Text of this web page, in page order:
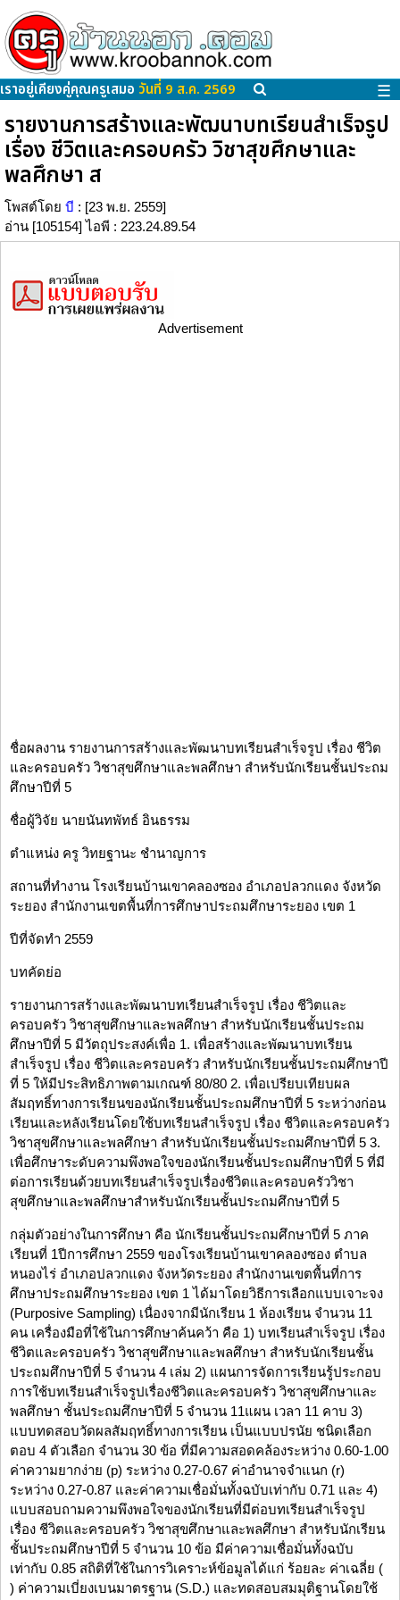
เราอยู่เคียงคู่คุณครูเสมอ วันที่ 9 ส.ค. 2569 ☰
รายงานการสร้างและพัฒนาบทเรียนสำเร็จรูป
เรื่อง ชีวิตและครอบครัว วิชาสุขศึกษาและ
พลศึกษา ส
โพสต์โดย บี : [23 พ.ย. 2559]
อ่าน [105154] ไอพี : 223.24.89.54
Advertisement
ชื่อผลงาน รายงานการสร้างและพัฒนาบทเรียนสำเร็จรูป เรื่อง ชีวิต
และครอบครัว วิชาสุขศึกษาและพลศึกษา สำหรับนักเรียนชั้นประถม
ศึกษาปีที่ 5
ชื่อผู้วิจัย นายนันทพัทธ์ อินธรรม
ตำแหน่ง ครู วิทยฐานะ ชำนาญการ
สถานที่ทำงาน โรงเรียนบ้านเขาคลองซอง อำเภอปลวกแดง จังหวัด
ระยอง สำนักงานเขตพื้นที่การศึกษาประถมศึกษาระยอง เขต 1
ปีที่จัดทำ 2559
บทคัดย่อ
รายงานการสร้างและพัฒนาบทเรียนสำเร็จรูป เรื่อง ชีวิตและ
ครอบครัว วิชาสุขศึกษาและพลศึกษา สำหรับนักเรียนชั้นประถม
ศึกษาปีที่ 5 มีวัตถุประสงค์เพื่อ 1. เพื่อสร้างและพัฒนาบทเรียน
สำเร็จรูป เรื่อง ชีวิตและครอบครัว สำหรับนักเรียนชั้นประถมศึกษาปี
ที่ 5 ให้มีประสิทธิภาพตามเกณฑ์ 80/80 2. เพื่อเปรียบเทียบผล
สัมฤทธิ์ทางการเรียนของนักเรียนชั้นประถมศึกษาปีที่ 5 ระหว่างก่อน
เรียนและหลังเรียนโดยใช้บทเรียนสำเร็จรูป เรื่อง ชีวิตและครอบครัว
วิชาสุขศึกษาและพลศึกษา สำหรับนักเรียนชั้นประถมศึกษาปีที่ 5 3.
เพื่อศึกษาระดับความพึงพอใจของนักเรียนชั้นประถมศึกษาปีที่ 5 ที่มี
ต่อการเรียนด้วยบทเรียนสำเร็จรูปเรื่องชีวิตและครอบครัววิชา
สุขศึกษาและพลศึกษาสำหรับนักเรียนชั้นประถมศึกษาปีที่ 5
กลุ่มตัวอย่างในการศึกษา คือ นักเรียนชั้นประถมศึกษาปีที่ 5 ภาค
เรียนที่ 1ปีการศึกษา 2559 ของโรงเรียนบ้านเขาคลองซอง ตำบล
หนองไร่ อำเภอปลวกแดง จังหวัดระยอง สำนักงานเขตพื้นที่การ
ศึกษาประถมศึกษาระยอง เขต 1 ได้มาโดยวิธีการเลือกแบบเจาะจง
(Purposive Sampling) เนื่องจากมีนักเรียน 1 ห้องเรียน จำนวน 11
คน เครื่องมือที่ใช้ในการศึกษาค้นคว้า คือ 1) บทเรียนสำเร็จรูป เรื่อง
ชีวิตและครอบครัว วิชาสุขศึกษาและพลศึกษา สำหรับนักเรียนชั้น
ประถมศึกษาปีที่ 5 จำนวน 4 เล่ม 2) แผนการจัดการเรียนรู้ประกอบ
การใช้บทเรียนสำเร็จรูปเรื่องชีวิตและครอบครัว วิชาสุขศึกษาและ
พลศึกษา ชั้นประถมศึกษาปีที่ 5 จำนวน 11แผน เวลา 11 คาบ 3)
แบบทดสอบวัดผลสัมฤทธิ์ทางการเรียน เป็นแบบปรนัย ชนิดเลือก
ตอบ 4 ตัวเลือก จำนวน 30 ข้อ ที่มีความสอดคล้องระหว่าง 0.60-1.00
ค่าความยากง่าย (p) ระหว่าง 0.27-0.67 ค่าอำนาจจำแนก (r)
ระหว่าง 0.27-0.87 และค่าความเชื่อมั่นทั้งฉบับเท่ากับ 0.71 และ 4)
แบบสอบถามความพึงพอใจของนักเรียนที่มีต่อบทเรียนสำเร็จรูป
เรื่อง ชีวิตและครอบครัว วิชาสุขศึกษาและพลศึกษา สำหรับนักเรียน
ชั้นประถมศึกษาปีที่ 5 จำนวน 10 ข้อ มีค่าความเชื่อมั่นทั้งฉบับ
เท่ากับ 0.85 สถิติที่ใช้ในการวิเคราะห์ข้อมูลได้แก่ ร้อยละ ค่าเฉลี่ย (
) ค่าความเบี่ยงเบนมาตรฐาน (S.D.) และทดสอบสมมุติฐานโดยใช้